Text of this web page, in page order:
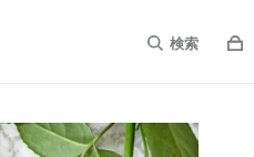
検索